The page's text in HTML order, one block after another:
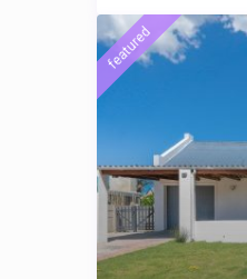
featured